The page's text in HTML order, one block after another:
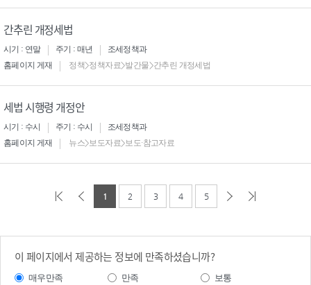
간추린 개정세법
시기 : 연말 주기 : 매년
조세정책과
홈페이지 게재
정책>정책자료>발간물>간추린 개정세법
세법 시행령 개정안
시기 : 수시 주기 : 수시
조세정책과
홈페이지 게재
뉴스>보도자료>보도·참고자료
1 2 3 4 5
이 페이지에서 제공하는 정보에 만족하셨습니까?
매우만족 만족
보통